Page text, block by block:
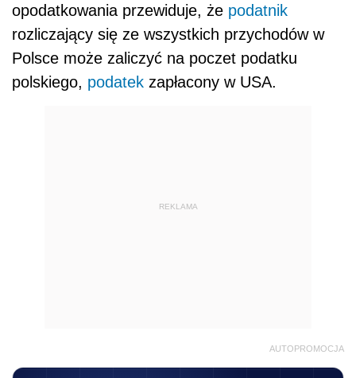
opodatkowania przewiduje, że podatnik
rozliczający się ze wszystkich przychodów w
Polsce może zaliczyć na poczet podatku
polskiego, podatek zapłacony w USA.
REKLAMA
AUTOPROMOCJA